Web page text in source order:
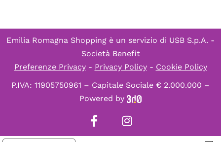
Emilia Romagna Shopping è un servizio di USB S.p.A. -
Società Benefit
Preferenze Privacy- Privacy Policy- Cookie Policy
P.IVA: 11905750961 – Capitale Sociale € 2.000.000 –
Powered by